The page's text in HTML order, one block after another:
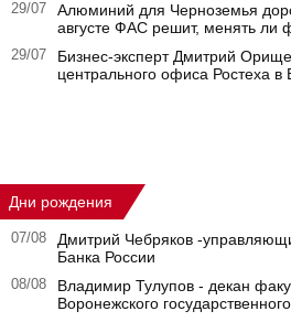
29/07
Алюминий для Черноземья
августе ФАС решит, менять
29/07
Бизнес-эксперт Дмитрий
центрального офиса Ростеха
Дни рождения
07/08
Дмитрий Чебряков -
Банка России
08/08
Владимир Тулупов - декан
Воронежского